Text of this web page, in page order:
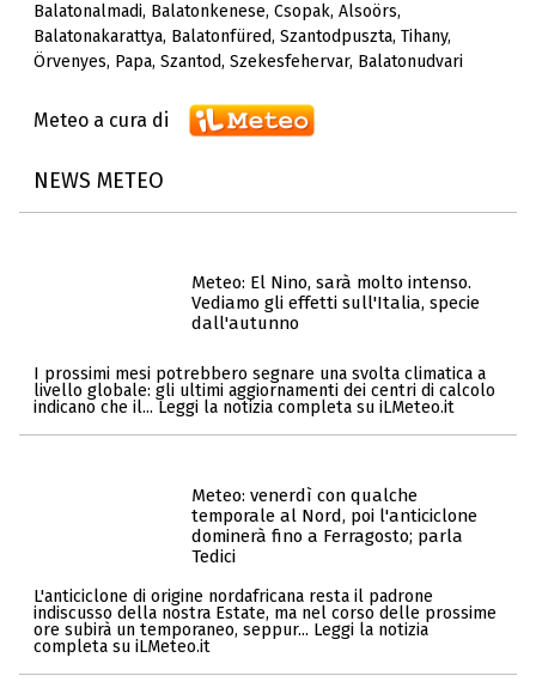
Balatonalmadi, Balatonkenese, Csopak, Alsoörs,
Balatonakarattya, Balatonfüred, Szantodpuszta, Tihany,
Örvenyes, Papa, Szantod, Szekesfehervar, Balatonudvari
Meteo a cura di
NEWS METEO
Meteo: El Nino, sarà molto intenso.
Vediamo gli effetti sull'Italia, specie
dall'autunno
I prossimi mesi potrebbero segnare una svolta climatica a
livello globale: gli ultimi aggiornamenti dei centri di calcolo
indicano che il... Leggi la notizia completa su iLMeteo.it
Meteo: venerdì con qualche
temporale al Nord, poi l'anticiclone
dominerà fino a Ferragosto; parla
Tedici
L'anticiclone di origine nordafricana resta il padrone
indiscusso della nostra Estate, ma nel corso delle prossime
ore subirà un temporaneo, seppur... Leggi la notizia
completa su iLMeteo.it